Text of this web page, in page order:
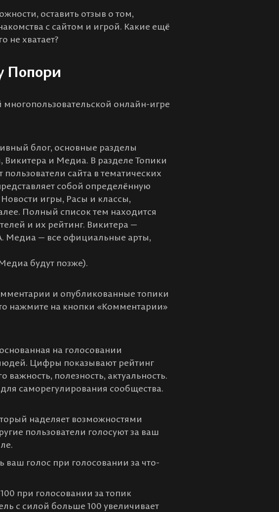
оставить отзыв о том,
с сайтом и игрой. Какие ещё
не хватает?
Попори
онлайн-игре
блог, основные разделы
Викитера и Медиа. В разделе Топики
сайта в тематических
собой определённую
игры, Расы и классы,
Полный список тем находится
и их рейтинг. Викитера —
Медиа — все официальные арты,
будут позже).
и опубликованные топики
нажмите на кнопки «Комментарии»
на голосовании
Цифры показывают рейтинг
важность, полезность, актуальность.
саморегулирования сообщества.
наделяет возможностями
пользователи голосуют за ваш
ваш голос при голосовании за что-
при голосовании за топик
с силой больше 100 увеличивает